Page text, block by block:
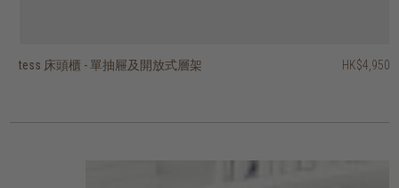
tess 床頭櫃 - 單抽屜及開放式層架 HK$4,950
fundamentals 單抽屜床頭櫃 HK$4,450
vintage 單抽屜床頭櫃 HK$2,950